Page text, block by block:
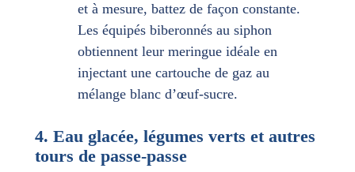
et à mesure, battez de façon constante.
Les équipés biberonnés au siphon
obtiennent leur meringue idéale en
injectant une cartouche de gaz au
mélange blanc d’œuf-sucre.
4. Eau glacée, légumes verts et autres
tours de passe-passe